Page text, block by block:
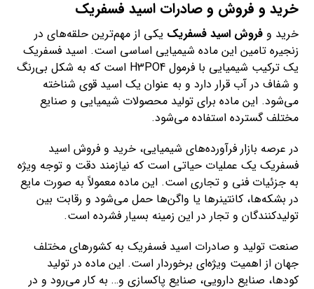
خرید و فروش و صادرات اسید فسفریک
خرید وفروش اسید فسفریک یکی از مهم‌ترین حلقه‌های در
زنجیره تامین این ماده شیمیایی اساسی است. اسید فسفریک
یک ترکیب شیمیایی با فرمول H3PO4 است که به شکل بی‌رنگ
و شفاف در آب قرار دارد و به عنوان یک اسید قوی شناخته
می‌شود. این ماده برای تولید محصولات شیمیایی و صنایع
مختلف گسترده استفاده می‌شود.
در عرصه بازار فرآورده‌های شیمیایی، خرید و فروش اسید
فسفریک یک عملیات حیاتی است که نیازمند دقت و توجه ویژه
به جزئیات فنی و تجاری است. این ماده معمولاً به صورت مایع
در بشکه‌ها، کانتینرها یا واگن‌ها حمل می‌شود و رقابت بین
تولیدکنندگان و تجار در این زمینه بسیار فشرده است.
صنعت تولید و صادرات اسید فسفریک به کشورهای مختلف
جهان از اهمیت ویژه‌ای برخوردار است. این ماده در تولید
کودها، صنایع دارویی، صنایع پاکسازی و… به کار می‌رود و در